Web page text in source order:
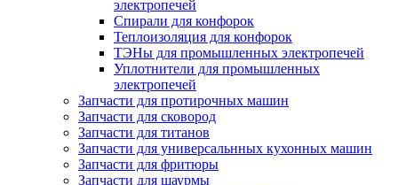
электропечей
Спирали для конфорок
Теплоизоляция для конфорок
ТЭНы для промышленных электропечей
Уплотнители для промышленных
электропечей
Запчасти для протирочных машин
Запчасти для сковород
Запчасти для титанов
Запчасти для универсальнных кухонных машин
Запчасти для фритюры
Запчасти для шаурмы